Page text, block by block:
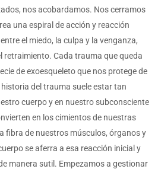
nos acobardamos. Nos cerramos
una espiral de acción y reacción
el miedo, la culpa y la venganza,
retraimiento. Cada trauma que queda
de exoesqueleto que nos protege de
del trauma suele estar tan
cuerpo y en nuestro subconsciente
en los cimientos de nuestras
fibra de nuestros músculos, órganos y
se aferra a esa reacción inicial y
manera sutil. Empezamos a gestionar